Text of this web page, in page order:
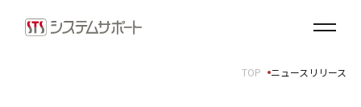
ソリューション・プロダクト
TOP ニュースリリース